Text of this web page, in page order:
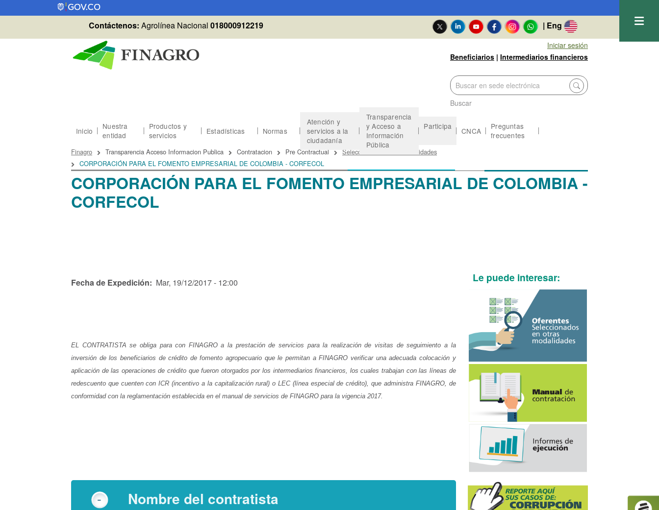
Pasar al contenido principal
Contáctenos: Agrolínea Nacional 018000912219 | Eng
Iniciar sesión
Beneficiarios | Intermediarios financieros
Buscar
Inicio
Nuestra
entidad
Productos y
servicios
Estadísticas Normas
Atención y
servicios a la
ciudadanía
Transparencia
y Acceso a
Información
Pública
Participa CNCA
Preguntas
frecuentes
CORPORACIÓN PARA EL FOMENTO EMPRESARIAL DE COLOMBIA -
CORFECOL
Sobrescribir enlaces de ayuda a la navegación
Finagro Transparencia Acceso Informacion Publica Contratacion Pre Contractual
Seleccionados Otras Modalidades
CORPORACIÓN PARA EL FOMENTO EMPRESARIAL DE COLOMBIA - CORFECOL
Fecha de Expedición Mar, 19/12/2017 - 12:00
EL CONTRATISTA se obliga para con FINAGRO a la prestación de servicios para la realización de visitas de seguimiento a la
inversión de los beneficiarios de crédito de fomento agropecuario que le permitan a FINAGRO verificar una adecuada colocación y
aplicación de las operaciones de crédito que fueron otorgados por los intermediarios financieros, los cuales trabajan con las líneas de
redescuento que cuenten con ICR (incentivo a la capitalización rural) o LEC (línea especial de crédito), que administra FINAGRO, de
conformidad con la reglamentación establecida en el manual de servicios de FINAGRO para la vigencia 2017.
Nombre del contratista
Le puede interesar: